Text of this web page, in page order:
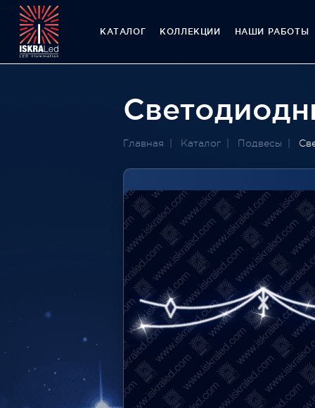
КАТАЛОГ КОЛЛЕКЦИИ НАШИ РАБОТЫ
Главная Каталог Подвесы